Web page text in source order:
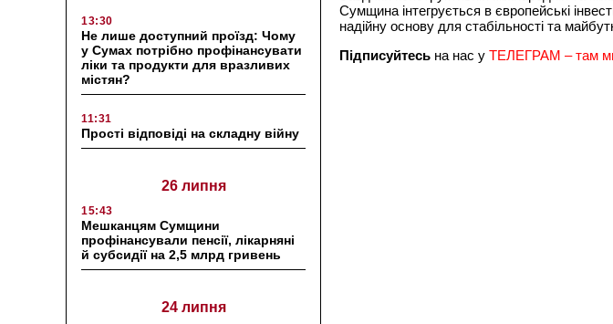
13:30
Не лише доступний проїзд: Чому
у Сумах потрібно профінансувати
ліки та продукти для вразливих
містян?
11:31
Прості відповіді на складну війну
26 липня
15:43
Мешканцям Сумщини
профінансували пенсії, лікарняні
й субсидії на 2,5 млрд гривень
24 липня
Сумщина інтегрується в європейські
надійну основу для стабільності та
Підписуйтесь на нас у ТЕЛЕГРАМ – там